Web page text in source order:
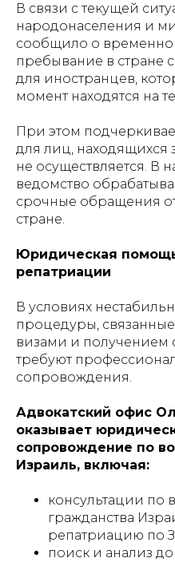
В связи с текущей
народонаселения и
сообщило о
пребывание в стране
для иностранцев,
момент находятся на
При этом
для лиц, находящихся
не осуществляется. В
ведомство
срочные обращения от
стране.
Юридическая
репатриации
В условиях
процедуры,
визами и получением
требуют
сопровождения.
Адвокатский офис
оказывает
сопровождение по
Израиль, включая:
консультации по
гражданства
репатриацию по
поиск и анализ